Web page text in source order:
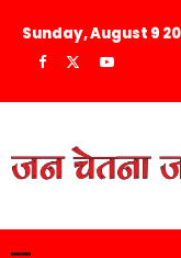
Sunday, August 9